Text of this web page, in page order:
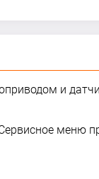
и
меню